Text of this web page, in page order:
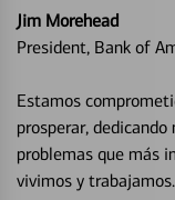
Jim Morehead
President, Bank of
Estamos
prosperar,
problemas que más
vivimos y trabajamos.